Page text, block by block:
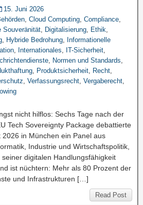
15. Juni 2026
, Cloud Computing, Compliance,
Souveränität, Digitalisierung, Ethik,
, Hybride Bedrohung, Informationelle
, Internationales, IT-Sicherheit,
, Normen und Standards,
, Produktsicherheit, Recht,
, Verfassungsrecht, Vergaberecht,
nicht hilflos: Sechs Tage nach der
Tech Sovereignty Package debattierte
in München ein Panel aus
Industrie und Wirtschaftspolitik,
digitalen Handlungsfähigkeit
ist nüchtern: Mehr als 80 Prozent der
und Infrastrukturen […]
Read Post